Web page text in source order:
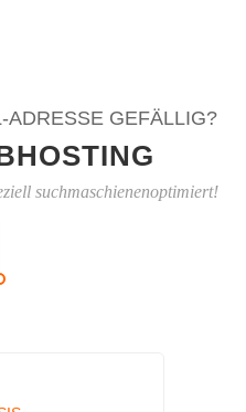
ADRESSE GEFÄLLIG?
suchmaschienenoptimiert!